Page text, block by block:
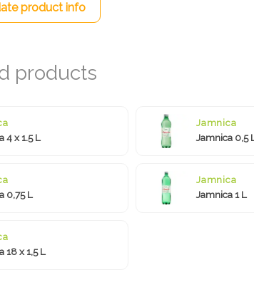
product info
4 x 1.5 L
Jamnica
Jamnica 0,5
0,75 L
Jamnica
Jamnica 1 L
18 x 1,5 L